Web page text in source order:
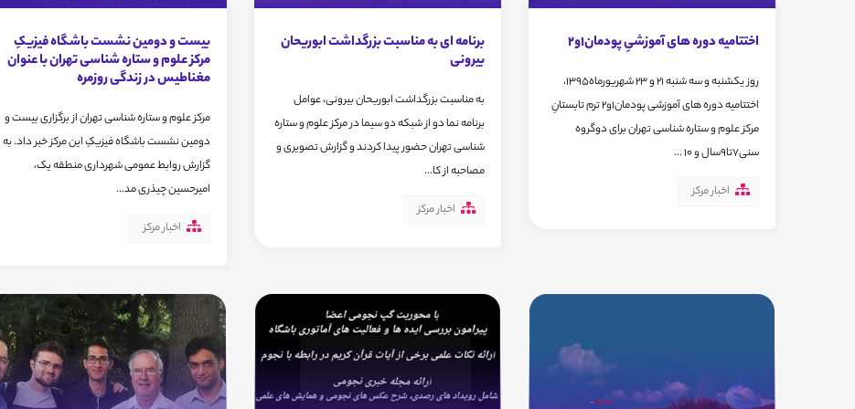
اختتامیه دوره های آموزشیِ پودمان1و2
روز یکشنبه و سه شنبه 21 و 23 شهریورماه1395،
اختتامیه دوره های آموزشی پودمان1و2 ترم تابستانِ
مرکز علوم و ستاره شناسی تهران برای دوگروه
سنی7تا9سال و 10 ...
اخبار مرکز
برنامه ای به مناسبت بزرگداشت ابوریحان
بیرونی
به مناسبت بزرگداشت ابوریحان بیرونی، عوامل
برنامه نما دو از شبکه دو سیما در مرکز علوم و ستاره
شناسی تهران حضور پیدا کردند و گزارش تصویری و
مصاحبه از کا...
اخبار مرکز
بیست و دومین نشست باشگاه فیزیکِ
مرکز علوم و ستاره شناسی تهران با عنوان
مغناطیس در زندگی روزمره
مرکز علوم و ستاره شناسی تهران از برگزاری بیست و
دومین نشست باشگاه فیزیکِ این مرکز خبر داد. به
گزارش روابط عمومی شهرداری منطقه یک،
امیرحسین چیذری مد...
اخبار مرکز